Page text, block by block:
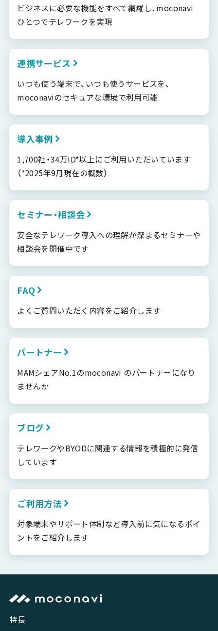
ビジネスに必要な機能をすべて網羅し、moconavi
ひとつでテレワークを実現
連携サービス
いつも使う端末で、いつも使うサービスを、
moconaviのセキュアな環境で利用可能
導入事例
1,700社・34万ID*以上にご利用いただいています
（*2025年9月現在の概数）
セミナー・相談会
安全なテレワーク導入への理解が深まるセミナーや
相談会を開催中です
FAQ
よくご質問いただく内容をご紹介します
パートナー
MAMシェアNo.1のmoconavi のパートナーになり
ませんか
ブログ
テレワークやBYODに関連する情報を積極的に発信
しています
ご利用方法
対象端末やサポート体制など導入前に気になるポイ
ントをご紹介します
特長